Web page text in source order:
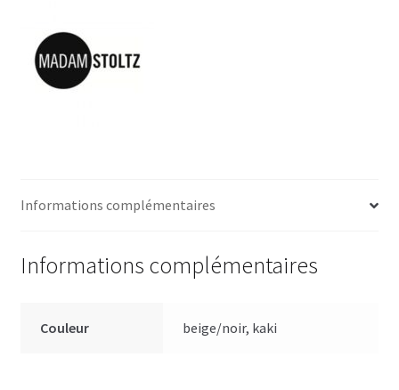
Informations complémentaires
Informations complémentaires
Couleur beige/noir, kaki